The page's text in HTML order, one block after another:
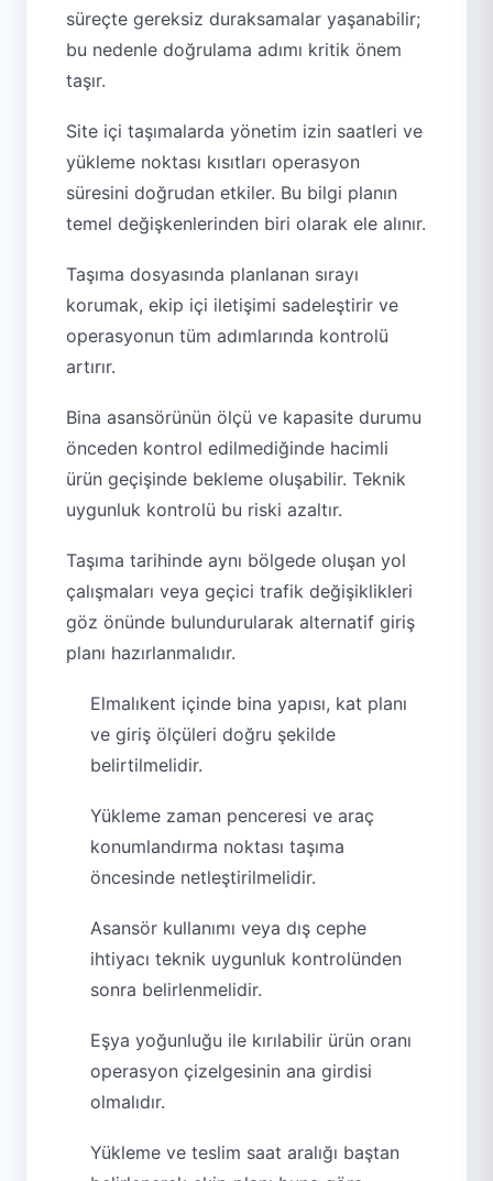
süreçte gereksiz duraksamalar yaşanabilir;
bu nedenle doğrulama adımı kritik önem
taşır.
Site içi taşımalarda yönetim izin saatleri ve
yükleme noktası kısıtları operasyon
süresini doğrudan etkiler. Bu bilgi planın
temel değişkenlerinden biri olarak ele alınır.
Taşıma dosyasında planlanan sırayı
korumak, ekip içi iletişimi sadeleştirir ve
operasyonun tüm adımlarında kontrolü
artırır.
Bina asansörünün ölçü ve kapasite durumu
önceden kontrol edilmediğinde hacimli
ürün geçişinde bekleme oluşabilir. Teknik
uygunluk kontrolü bu riski azaltır.
Taşıma tarihinde aynı bölgede oluşan yol
çalışmaları veya geçici trafik değişiklikleri
göz önünde bulundurularak alternatif giriş
planı hazırlanmalıdır.
Elmalıkent içinde bina yapısı, kat planı
ve giriş ölçüleri doğru şekilde
belirtilmelidir.
Yükleme zaman penceresi ve araç
konumlandırma noktası taşıma
öncesinde netleştirilmelidir.
Asansör kullanımı veya dış cephe
ihtiyacı teknik uygunluk kontrolünden
sonra belirlenmelidir.
Eşya yoğunluğu ile kırılabilir ürün oranı
operasyon çizelgesinin ana girdisi
olmalıdır.
Yükleme ve teslim saat aralığı baştan